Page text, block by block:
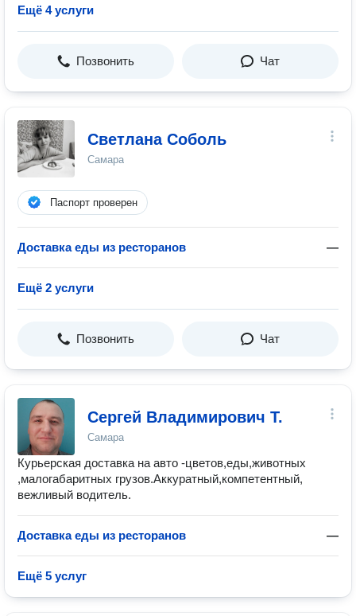
Ещё 4 услуги
Позвонить Чат
Светлана Соболь
Самара
Паспорт проверен
Доставка еды из ресторанов —
Ещё 2 услуги
Позвонить Чат
Сергей Владимирович Т.
Самара
Курьерская доставка на авто -цветов,еды,животных
,малогабаритных грузов.Аккуратный,компетентный,
вежливый водитель.
Доставка еды из ресторанов —
Ещё 5 услуг